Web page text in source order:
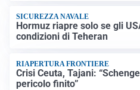
SICUREZZA NAVALE
Hormuz riapre solo se gli
condizioni di Teheran
RIAPERTURA FRONTIERE
Crisi Ceuta, Tajani:
pericolo finito”